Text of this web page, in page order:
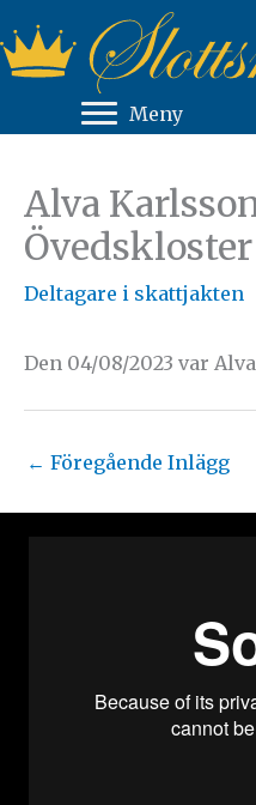
till
innehåll
Meny
Alva
Övedskloster
Deltagare i skattjakten
Den 04/08/2023 var
← Föregående Inlägg